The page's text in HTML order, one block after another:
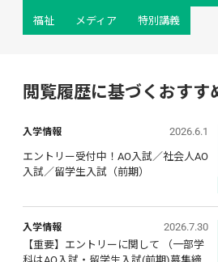
福祉 メディア 特別講義
閲覧履歴に基づくおすす
入学情報 2026.6.1
エントリー受付中！AO入試／社会人AO
入試／留学生入試（前期）
入学情報
2026.7.30
【重要】エントリーに関して （一部学